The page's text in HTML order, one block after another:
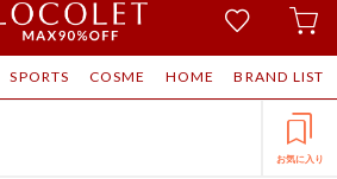
SPORTS COSME HOME BRAND LIST
お気に入り